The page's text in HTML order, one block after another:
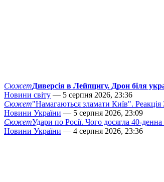
СюжетДиверсія в Лейпцигу. Дрон біля
Новини світу — 5 серпня 2026, 23:36
Сюжет"Намагаються зламати Київ". Реакція
Новини України — 5 серпня 2026, 23:09
СюжетУдари по Росії. Чого досягла 40-денна
Новини України — 4 серпня 2026, 23:36